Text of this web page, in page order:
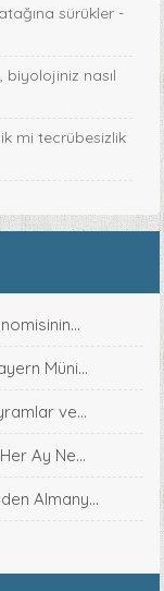
sürükler -
biyolojiniz nasıl
mi tecrübesizlik
Müni...
ve...
Ay Ne...
Almany...